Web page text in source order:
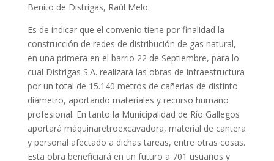
Benito de Distrigas, Raúl Melo.
Es de indicar que el convenio tiene por finalidad la
construcción de redes de distribución de gas natural,
en una primera en el barrio 22 de Septiembre, para lo
cual Distrigas S.A. realizará las obras de infraestructura
por un total de 15.140 metros de cañerías de distinto
diámetro, aportando materiales y recurso humano
profesional. En tanto la Municipalidad de Río Gallegos
aportará máquinaretroexcavadora, material de cantera
y personal afectado a dichas tareas, entre otras cosas.
Esta obra beneficiará en un futuro a 701 usuarios y